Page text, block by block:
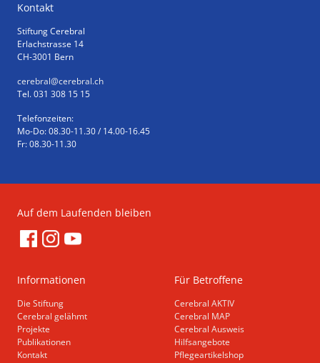
Kontakt
Stiftung Cerebral
Erlachstrasse 14
CH-3001 Bern
cerebral@cerebral.ch
Tel. 031 308 15 15
Telefonzeiten:
Mo-Do: 08.30-11.30 / 14.00-16.45
Fr: 08.30-11.30
Auf dem Laufenden bleiben
Informationen
Die Stiftung
Cerebral gelähmt
Projekte
Publikationen
Kontakt
Für Betroffene
Cerebral AKTIV
Cerebral MAP
Cerebral Ausweis
Hilfsangebote
Pflegeartikelshop